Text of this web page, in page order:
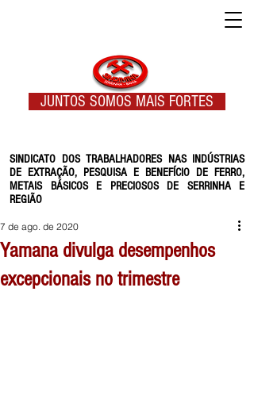
SINDICATO DOS TRABALHADORES NAS INDÚSTRIAS
DE EXTRAÇÃO, PESQUISA E BENEFÍCIO DE FERRO,
METAIS BÁSICOS E PRECIOSOS DE SERRINHA E
REGIÃO
JUNTOS SOMOS MAIS FORTES
Yamana divulga desempenhos
excepcionais no trimestre
7 de ago. de 2020